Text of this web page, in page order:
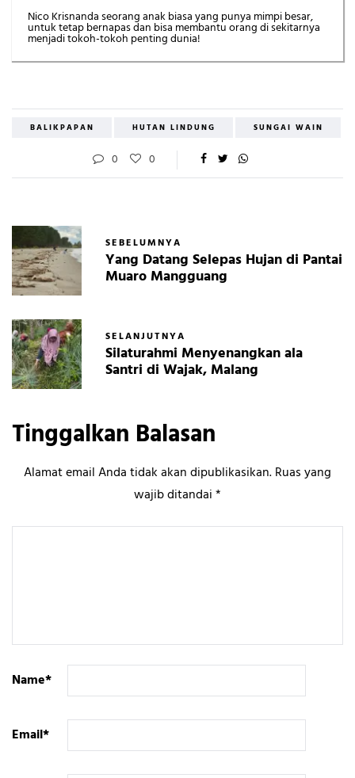
Nico Krisnanda seorang anak biasa yang punya mimpi besar,
untuk tetap bernapas dan bisa membantu orang di sekitarnya
menjadi tokoh-tokoh penting dunia!
BALIKPAPAN HUTAN LINDUNG SUNGAI WAIN
0 0
SEBELUMNYA
Yang Datang Selepas Hujan di Pantai
Muaro Mangguang
SELANJUTNYA
Silaturahmi Menyenangkan ala
Santri di Wajak, Malang
Tinggalkan Balasan
Alamat email Anda tidak akan dipublikasikan.Ruas yang
wajib ditandai*
Name*
Email*